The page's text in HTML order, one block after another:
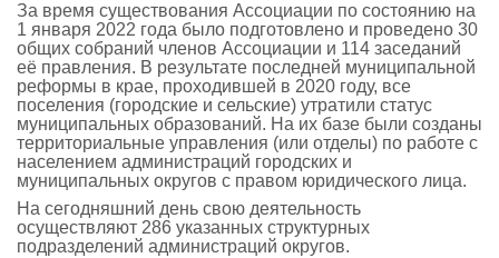
За время существования Ассоциации по состоянию на
1 января 2022 года было подготовлено и проведено 30
общих собраний членов Ассоциации и 114 заседаний
её правления. В результате последней муниципальной
реформы в крае, проходившей в 2020 году, все
поселения (городские и сельские) утратили статус
муниципальных образований. На их базе были созданы
территориальные управления (или отделы) по работе с
населением администраций городских и
муниципальных округов с правом юридического лица.
На сегодняшний день свою деятельность
осуществляют 286 указанных структурных
подразделений администраций округов.